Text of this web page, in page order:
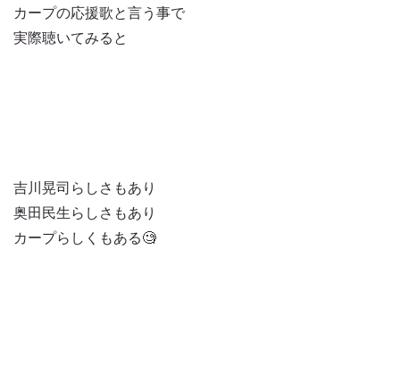
カープの応援歌と言う事で
実際聴いてみると
吉川晃司らしさもあり
奥田民生らしさもあり
カープらしくもある🧐